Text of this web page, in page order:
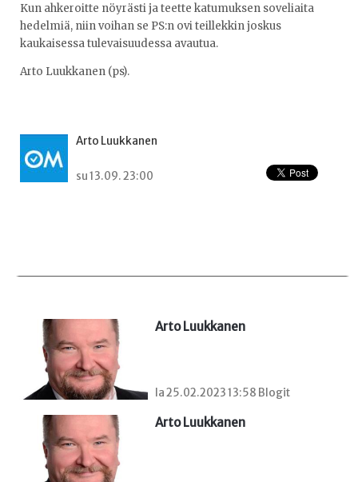
Kun ahkeroitte nöyrästi ja teette katumuksen soveliaita
hedelmiä, niin voihan se PS:n ovi teillekkin joskus
kaukaisessa tulevaisuudessa avautua.
Arto Luukkanen (ps).
Arto Luukkanen
su 13.09. 23:00
Arto Luukkanen
la 25.02.2023 13:58 Blogit
Arto Luukkanen